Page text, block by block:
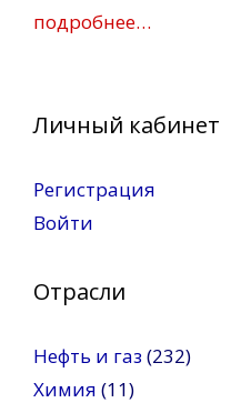
подробнее…
Личный кабинет
Регистрация
Войти
Отрасли
Нефть и газ (232)
Химия (11)